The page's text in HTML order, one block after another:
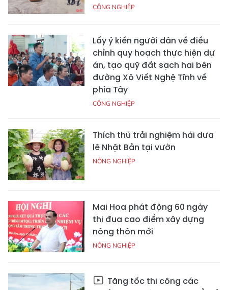
CÔNG NGHIỆP
Lấy ý kiến người dân về điều
chỉnh quy hoạch thực hiện dự
án, tạo quỹ đất sạch hai bên
đường Xô Viết Nghệ Tĩnh về
phía Tây
CÔNG NGHIỆP
Thích thú trải nghiệm hái dưa
lê Nhật Bản tại vườn
NÔNG NGHIỆP
Mai Hoa phát động 60 ngày
thi đua cao điểm xây dựng
nông thôn mới
NÔNG NGHIỆP
Tăng tốc thi công các